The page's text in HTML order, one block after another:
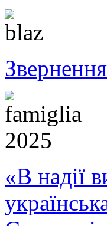
«В надії